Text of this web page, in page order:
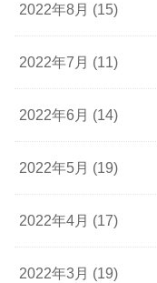
2022年8月 (15)
2022年7月 (11)
2022年6月 (14)
2022年5月 (19)
2022年4月 (17)
2022年3月 (19)